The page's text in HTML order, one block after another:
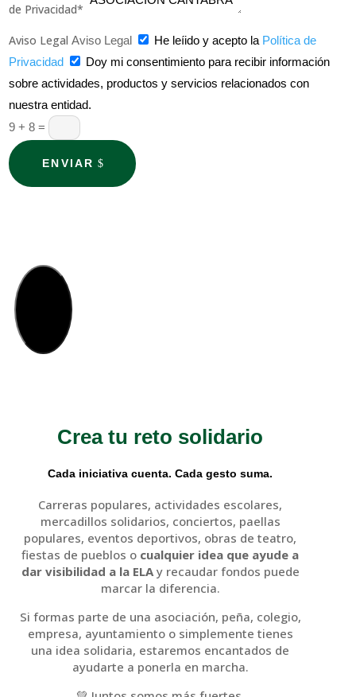
de Privacidad*
Aviso Legal Aviso Legal He leíido y acepto la Política de
Privacidad
Doy mi consentimiento para recibir información
sobre actividades, productos y servicios relacionados con
nuestra entidad.
9 + 8 =
ENVIAR
Crea tu reto solidario
Cada iniciativa cuenta. Cada gesto suma.
Carreras populares, actividades escolares,
mercadillos solidarios, conciertos, paellas
populares, eventos deportivos, obras de teatro,
fiestas de pueblos o cualquier idea que ayude a
dar visibilidad a la ELAy recaudar fondos puede
marcar la diferencia.
Si formas parte de una asociación, peña, colegio,
empresa, ayuntamiento o simplemente tienes
una idea solidaria, estaremos encantados de
ayudarte a ponerla en marcha.